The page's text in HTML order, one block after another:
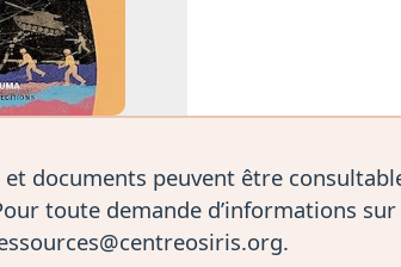
et documents peuvent être
toute demande d’informations